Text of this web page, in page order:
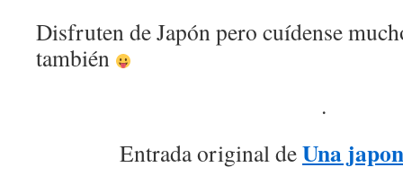
Disfruten de Japón pero cuídense
también
.
Entrada original deUna